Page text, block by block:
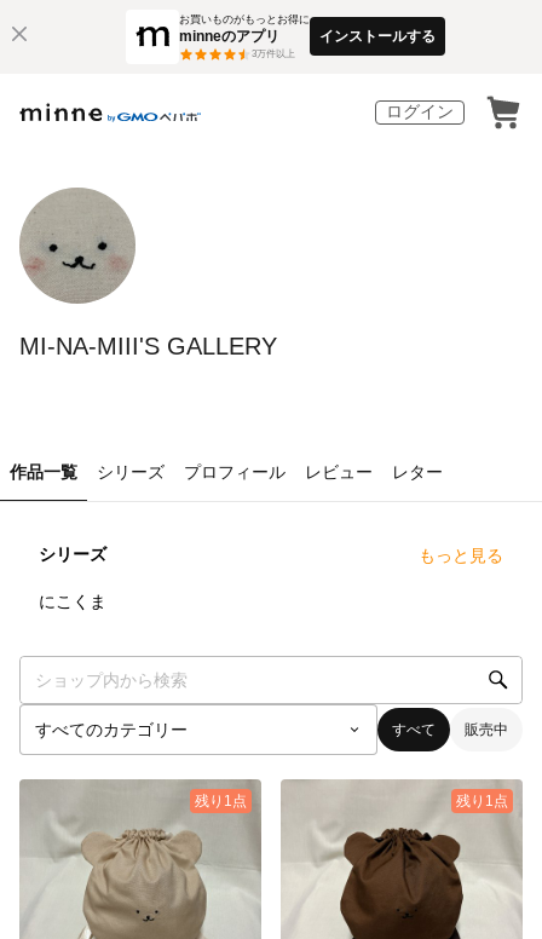
お買いものがもっとお得に
minneのアプリ
3万件以上
インストールする
ログイン
MI-NA-MIII'S GALLERY
作品一覧 シリーズ プロフィール レビュー レター
シリーズ もっと見る
にこくま
すべて 販売中
残り1点 残り1点